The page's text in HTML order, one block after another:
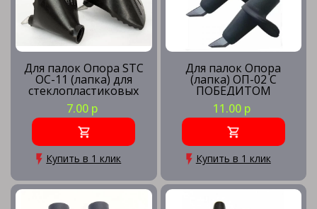
Для палок Опора STC
ОС-11 (лапка) для
стеклопластиковых
палок
7.00 р
Купить в 1 клик
Для палок Опора
(лапка) ОП-02 С
ПОБЕДИТОМ
11.00 р
Купить в 1 клик